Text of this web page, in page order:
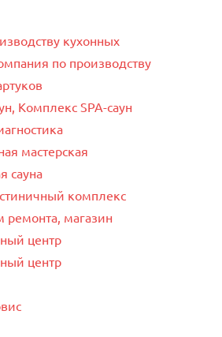
кухонных
по производству
Комплекс SPA-саун
мастерская
сауна
комплекс
ремонта, магазин
центр
центр